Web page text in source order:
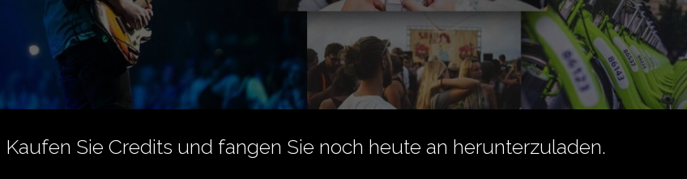
Kaufen Sie Credits und fangen Sie noch heute an herunterzuladen.